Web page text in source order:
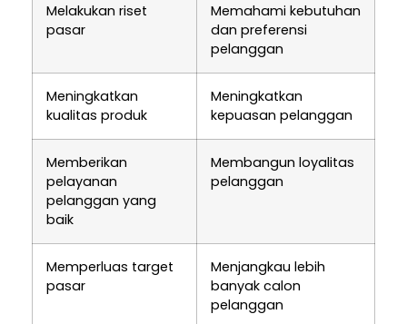
Melakukan riset
pasar
Memahami kebutuhan
dan preferensi
pelanggan
Meningkatkan
kualitas produk
Meningkatkan
kepuasan pelanggan
Memberikan
pelayanan
pelanggan yang
baik
Membangun loyalitas
pelanggan
Memperluas target
pasar
Menjangkau lebih
banyak calon
pelanggan